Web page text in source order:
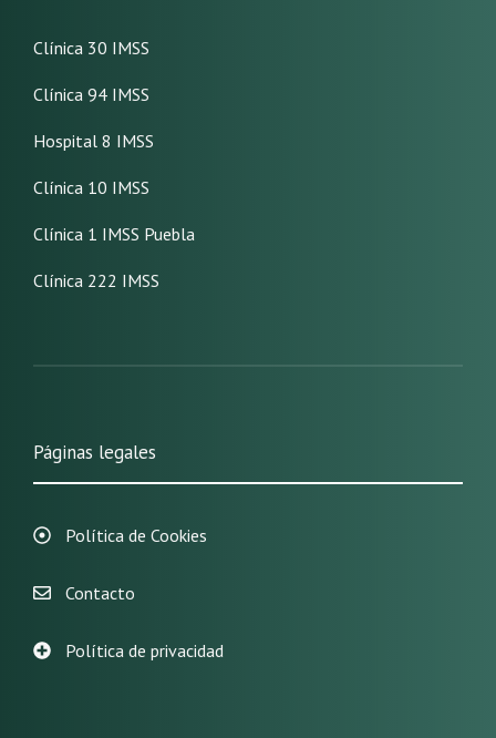
Clínica 30 IMSS
Clínica 94 IMSS
Hospital 8 IMSS
Clínica 10 IMSS
Clínica 1 IMSS Puebla
Clínica 222 IMSS
Páginas legales
Política de Cookies
Contacto
Política de privacidad